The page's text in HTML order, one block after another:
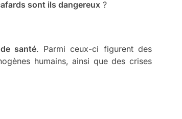
sont ils dangereux?
santé. Parmi ceux-ci figurent des
humains, ainsi que des crises